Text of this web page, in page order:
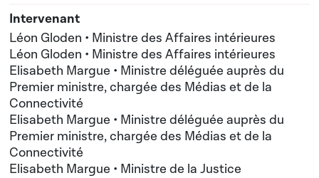
ministre, chargée des Médias et de la Connectivité
Nouveau(x) destinataire(s) : Monsieur Léon Gloden,
Ministre des Affaires intérieures; Madame Elisabeth
Margue, Ministre déléguée auprès du Premier
ministre, chargée des Médias et de la Connectivité;
Madame Elisabeth Margue, Ministre de la Justice
Léon Gloden • Ministre des Affaires intérieures
Léon Gloden • Ministre des Affaires intérieures
Elisabeth Margue • Ministre déléguée auprès du
Premier ministre, chargée des Médias et de la
Connectivité
Elisabeth Margue • Ministre déléguée auprès du
Premier ministre, chargée des Médias et de la
Connectivité
Elisabeth Margue • Ministre de la Justice